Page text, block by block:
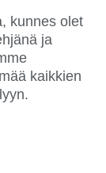
kunnes olet
ja
kaikkien